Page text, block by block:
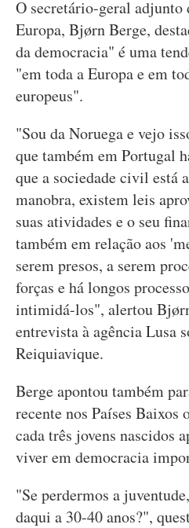
O secretário-geral adjunto
Europa, Bjørn Berge,
da democracia" é uma
"em toda a Europa e em
europeus".
"Sou da Noruega e vejo
que também em Portugal
que a sociedade civil está
manobra, existem leis
suas atividades e o seu
também em relação aos
serem presos, a serem
forças e há longos
intimidá-los", alertou
entrevista à agência Lusa
Reiquiavique.
Berge apontou também
recente nos Países Baixos
cada três jovens nascidos
viver em democracia
"Se perdermos a
daqui a 30-40 anos?",